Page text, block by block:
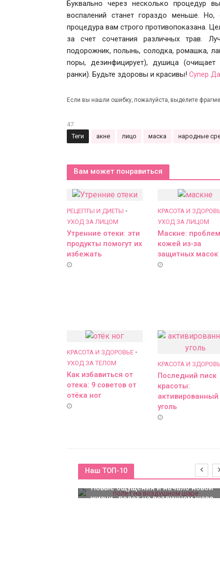
Буквально через несколько процедур
воспалений станет гораздо меньше.
процедура вам строго противопоказана.
за счет сочетания различных трав.
подорожник, полынь, солодка, ромашка,
поры, дезинфицирует), душица (очищает
ранки). Будьте здоровы и красивы! Супер
Если вы нашли ошибку, пожалуйста, выделите
47
Теги
акне лицо маска народные
Вам может понравиться
РЕЦЕПТЫ И ДИЕТЫ •
УХОД ЗА ЛИЦОМ
Утренние отеки: эти
продукты помогут их
избежать
КРАСОТА И
УХОД ЗА ЛИЦОМ
Маскне:
кожей из-за
защитных масок
КРАСОТА И ЗДОРОВЬЕ •
УХОД ЗА ТЕЛОМ
Как избавиться от
отека: 9 советов от
отёка ног
КРАСОТА И
Последний писк
красоты:
активированный
уголь
Наш ТОП-10
Новые ощущения и начало новой
жизни…полет на воздушном шаре